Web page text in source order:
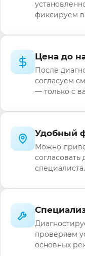
фиксируем в
Цена до
После
согласуем
— только с
Удобный
Можно
согласовать
специалиста.
проверяем
основных